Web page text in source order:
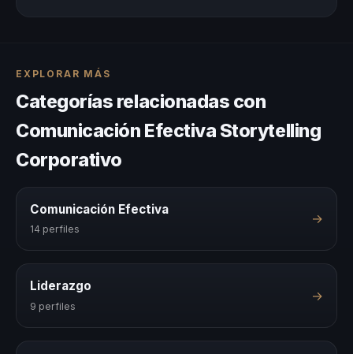
EXPLORAR MÁS
Categorías relacionadas con
Comunicación Efectiva Storytelling
Corporativo
Comunicación Efectiva
14 perfiles
→
Liderazgo
9 perfiles
→